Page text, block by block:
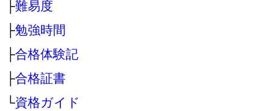
├難易度
├勉強時間
├合格体験記
├合格証書
└資格ガイド